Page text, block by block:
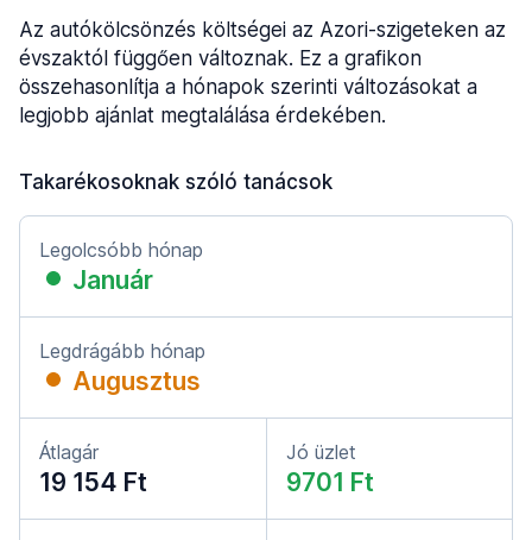
Az autókölcsönzés költségei az Azori-szigeteken az
évszaktól függően változnak. Ez a grafikon
összehasonlítja a hónapok szerinti változásokat a
legjobb ajánlat megtalálása érdekében.
Takarékosoknak szóló tanácsok
Legolcsóbb hónap
Január
Legdrágább hónap
Augusztus
Átlagár
19 154 Ft
Jó üzlet
9701 Ft